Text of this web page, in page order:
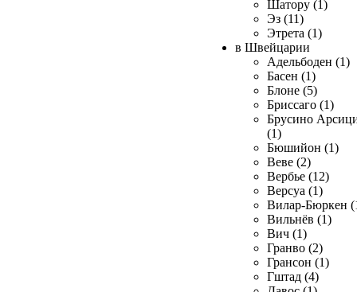
Шатору (1)
Эз (11)
Этрета (1)
в Швейцарии
Адельбоден (1)
Басен (1)
Блоне (5)
Бриссаго (1)
Брусино
(1)
Бюшийон (1)
Веве (2)
Вербье (12)
Версуа (1)
Вилар-Бюркен
Вильнёв (1)
Вич (1)
Гранво (2)
Грансон (1)
Гштад (4)